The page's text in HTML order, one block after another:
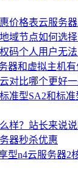
价格表云服务
域节点如何选
码个人用户无法
器和虚拟主机
对比哪个更好
准型SA2和标
样？站长来说
器秒杀优惠
型n4云服务器2